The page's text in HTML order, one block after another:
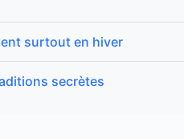
surtout en hiver
secrètes